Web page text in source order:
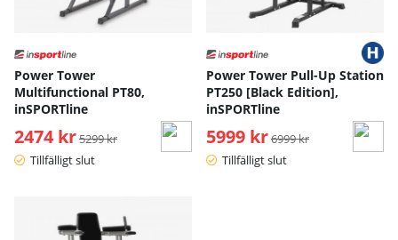
Power Tower
Multifunctional PT80,
inSPORTline
2474 kr Ordinarie pris:
5299 kr
Tillfälligt slut
Power Tower Pull-Up Station
PT250 [Black Edition],
inSPORTline
5999 kr Ordinarie pris:
6999 kr
Tillfälligt slut